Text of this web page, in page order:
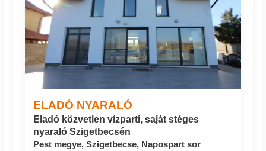
ELADÓ NYARALÓ
Eladó közvetlen vízparti, saját stéges
nyaraló Szigetbecsén
Pest megye, Szigetbecse, Napospart sor